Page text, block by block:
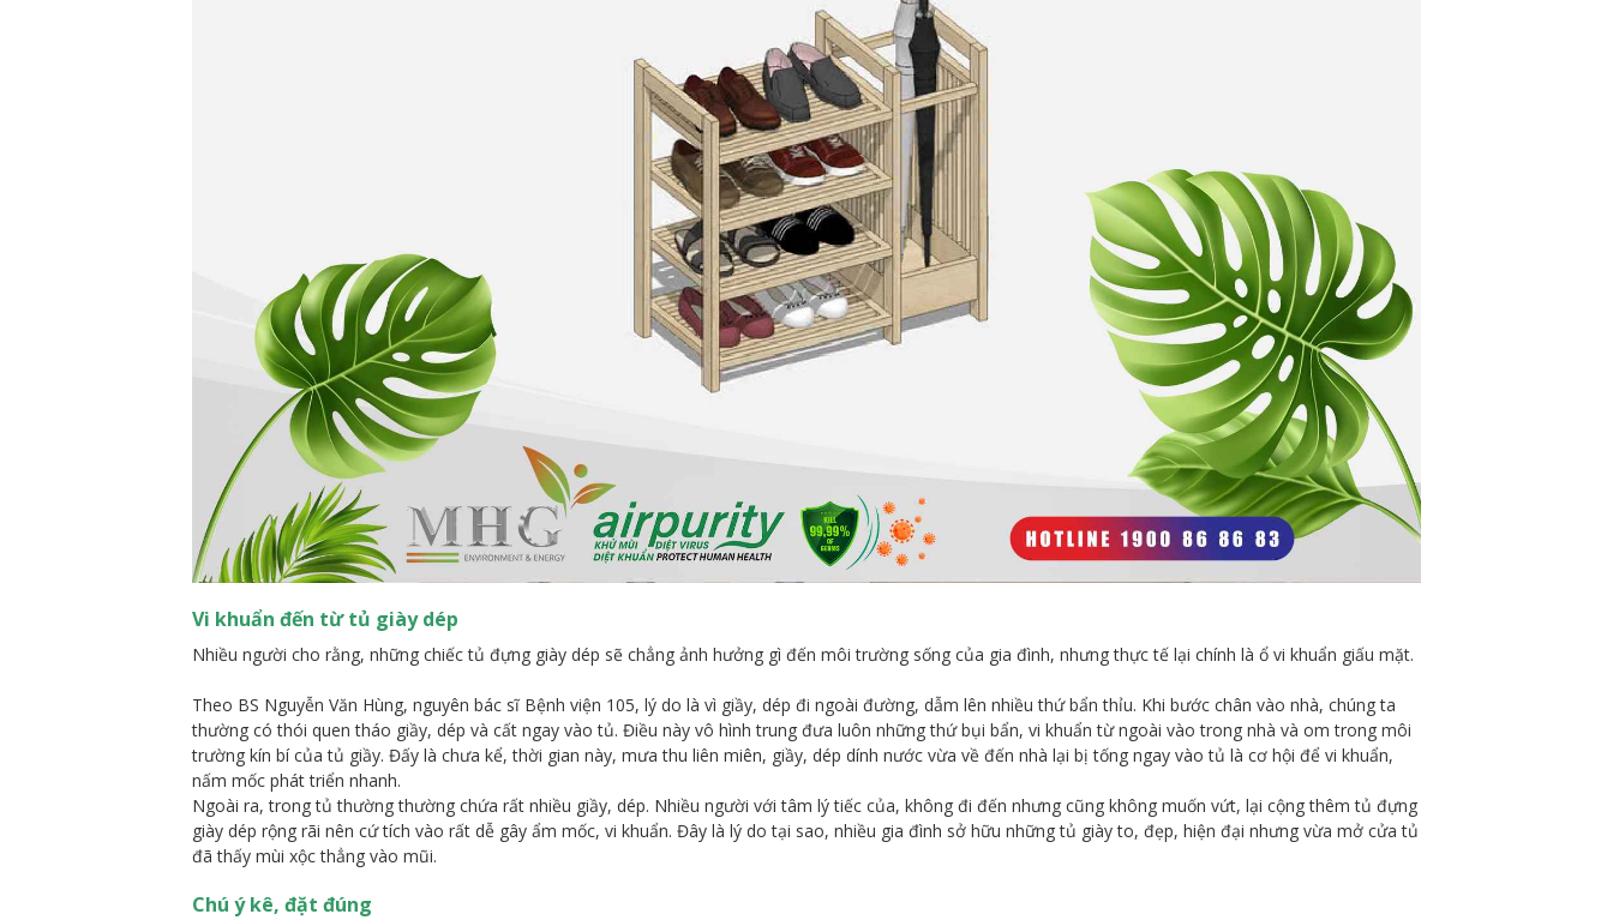
Vi khuẩn đến từ tủ giày dép
Nhiều người cho rằng, những chiếc tủ đựng giày dép sẽ chẳng ảnh hưởng gì đến môi trường sống của gia đình, nhưng thực tế lại chính là ổ vi khuẩn giấu mặt.
Theo BS Nguyễn Văn Hùng, nguyên bác sĩ Bệnh viện 105, lý do là vì giầy, dép đi ngoài đường, dẫm lên nhiều thứ bẩn thỉu. Khi bước chân vào nhà, chúng ta
thường có thói quen tháo giầy, dép và cất ngay vào tủ. Điều này vô hình trung đưa luôn những thứ bụi bẩn, vi khuẩn từ ngoài vào trong nhà và om trong môi
trường kín bí của tủ giầy. Đấy là chưa kể, thời gian này, mưa thu liên miên, giầy, dép dính nước vừa về đến nhà lại bị tống ngay vào tủ là cơ hội để vi khuẩn,
nấm mốc phát triển nhanh.
Ngoài ra, trong tủ thường thường chứa rất nhiều giầy, dép. Nhiều người với tâm lý tiếc của, không đi đến nhưng cũng không muốn vứt, lại cộng thêm tủ đựng
giày dép rộng rãi nên cứ tích vào rất dễ gây ẩm mốc, vi khuẩn. Đây là lý do tại sao, nhiều gia đình sở hữu những tủ giày to, đẹp, hiện đại nhưng vừa mở cửa tủ
đã thấy mùi xộc thẳng vào mũi.
Chú ý kê, đặt đúng